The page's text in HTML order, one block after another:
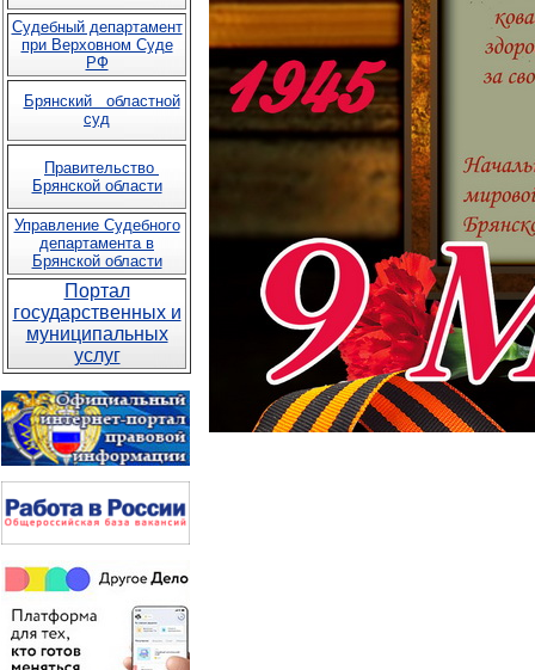
Судебный департамент
при Верховном Суде
РФ
Брянский областной
суд
Правительство
Брянской области
Управление Судебного
департамента в
Брянской области
Портал
государственных и
муниципальных
услуг